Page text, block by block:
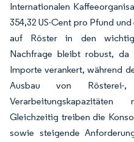
Internationalen
354,32 US-Cent pro Pfund
auf Röster in den
Nachfrage bleibt robust, da
Importe verankert, während
Ausbau von Rösterei-
Gleichzeitig treiben die
sowie steigende